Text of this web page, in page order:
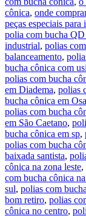
cônica, onde
peças especiais
polia com bucha
industrial, polias
balanceamento,
bucha cônica com
polias com bucha
em Diadema, polias
bucha cônica em
polias com bucha
em São Caetano,
bucha cônica em sp,
polias com bucha
baixada santista,
cônica na zona leste,
com bucha cônica
sul, polias com
bom retiro, polias
cônica no centro,